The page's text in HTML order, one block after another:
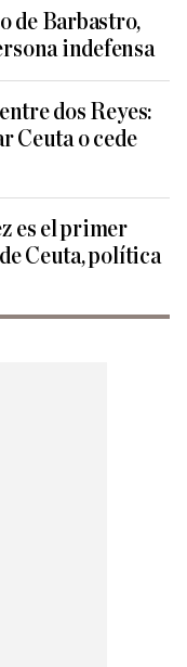
de Barbastro,
indefensa
dos Reyes:
Ceuta o cede
es el primer
Ceuta, política